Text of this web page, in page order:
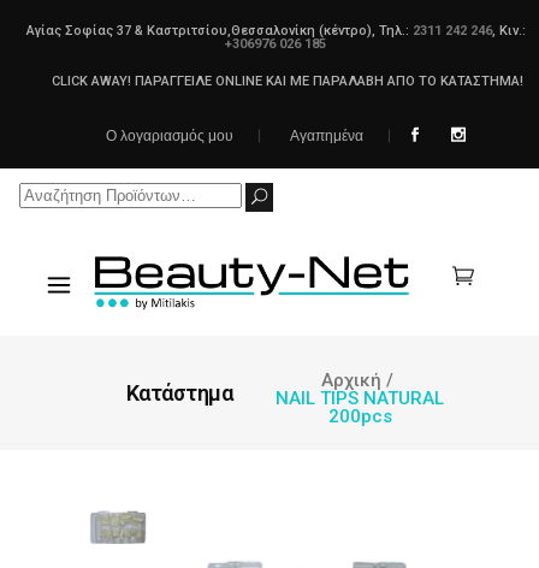
Αγίας Σοφίας 37 & Καστριτσίου,Θεσσαλονίκη (κέντρο), Τηλ.: 2311 242 246, Κιν.:
+306976 026 185
CLICK AWAY! ΠΑΡΑΓΓΕΙΛΕ ONLINE ΚΑΙ ΜΕ ΠΑΡΑΛΑΒΗ ΑΠΟ ΤΟ ΚΑΤΑΣΤΗΜΑ!
Ο λογαριασμός μου Αγαπημένα
Search
Κατάστημα Αρχική /
NAIL TIPS NATURAL
200pcs